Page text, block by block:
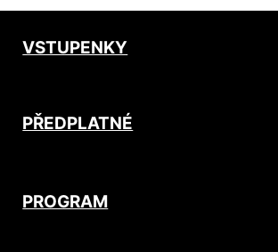
VSTUPENKY
PŘEDPLATNÉ
PROGRAM